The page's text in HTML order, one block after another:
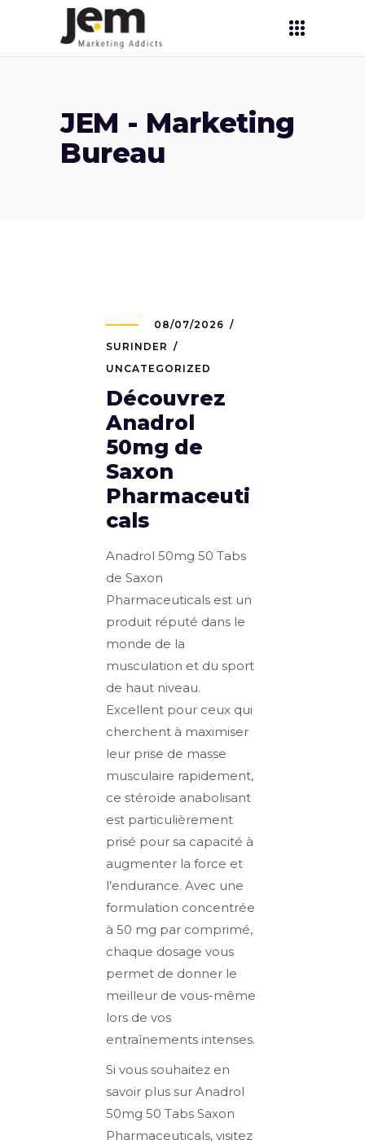
JEM - Marketing
Bureau
08/07/2026
SURINDER
UNCATEGORIZED
Découvrez
Anadrol
50mg de
Saxon
Pharmaceuti
cals
Anadrol 50mg 50 Tabs
de Saxon
Pharmaceuticals est un
produit réputé dans le
monde de la
musculation et du sport
de haut niveau.
Excellent pour ceux qui
cherchent à maximiser
leur prise de masse
musculaire rapidement,
ce stéroïde anabolisant
est particulièrement
prisé pour sa capacité à
augmenter la force et
l’endurance. Avec une
formulation concentrée
à 50 mg par comprimé,
chaque dosage vous
permet de donner le
meilleur de vous-même
lors de vos
entraînements intenses.
Si vous souhaitez en
savoir plus sur Anadrol
50mg 50 Tabs Saxon
Pharmaceuticals, visitez